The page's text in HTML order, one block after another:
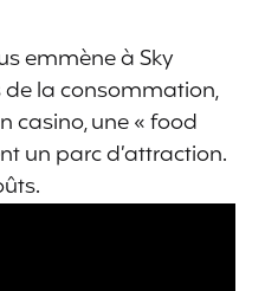
emmène à Sky
de la consommation,
casino, une « food
un parc d’attraction.